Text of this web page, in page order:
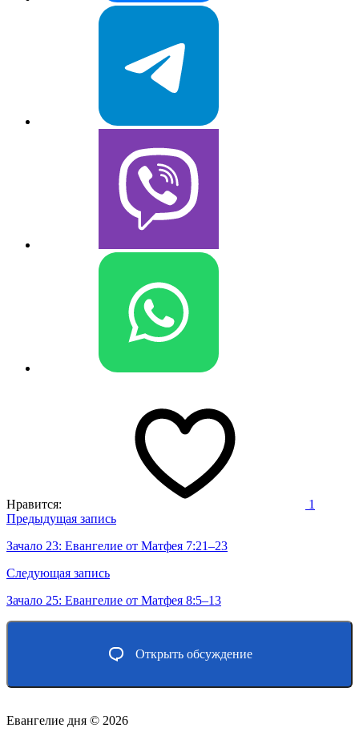
Нравится: 1
Навигация
по
записям
Предыдущая запись
Зачало 23: Евангелие от Матфея 7:21–23
Следующая запись
Зачало 25: Евангелие от Матфея 8:5–13
Открыть обсуждение
Евангелие дня © 2026